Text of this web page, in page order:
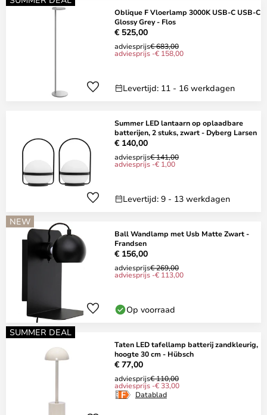
Oblique F Vloerlamp 3000K USB-C USB-C
Glossy Grey - Flos
€ 525,00
adviesprijs€ 683,00
adviesprijs -€ 158,00
Levertijd: 11 - 16 werkdagen
Summer LED lantaarn op oplaadbare
batterijen, 2 stuks, zwart - Dyberg Larsen
€ 140,00
adviesprijs€ 141,00
adviesprijs -€ 1,00
Levertijd: 9 - 13 werkdagen
NEW
Ball Wandlamp met Usb Matte Zwart -
Frandsen
€ 156,00
adviesprijs€ 269,00
adviesprijs -€ 113,00
Op voorraad
SUMMER DEAL
Taten LED tafellamp batterij zandkleurig,
hoogte 30 cm - Hübsch
€ 77,00
adviesprijs€ 110,00
adviesprijs -€ 33,00
Datablad